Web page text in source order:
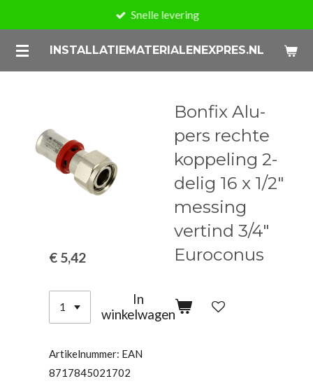
naar
de
INSTALLATIEMATERIALENEXPRES.NL
Snelle levering
Bonfix Alu-
pers rechte
koppeling 2-
delig 16 x 1/2"
messing
vertind 3/4"
Euroconus
€ 5,42
In
winkelwagen
Artikelnummer: EAN
8717845021702